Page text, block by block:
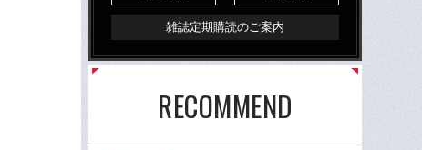
雑誌定期購読のご案内
RECOMMEND